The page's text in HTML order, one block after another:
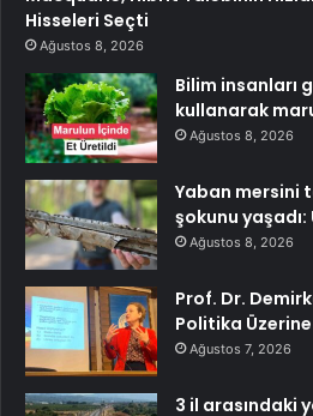
Hisseleri Seçti
Ağustos 8, 2026
Bilim insanları
kullanarak
Ağustos 8, 2026
Yaban mersini
şokunu
Ağustos 8, 2026
Prof. Dr.
Politika
Ağustos 7, 2026
3 il arasındaki